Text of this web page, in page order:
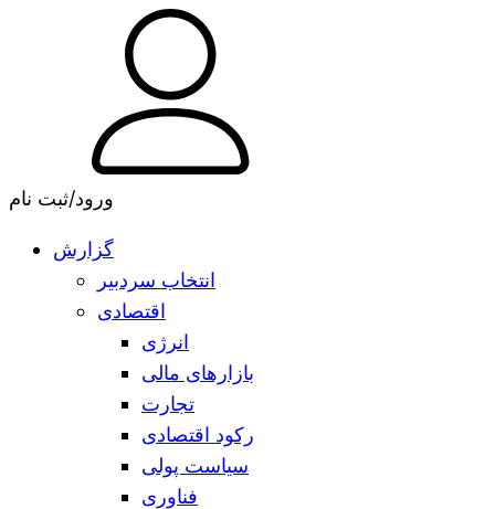
ورود/ثبت نام
گزارش
انتخاب سردبیر
اقتصادی
انرژی
بازارهای مالی
تجارت
رکود اقتصادی
سیاست پولی
فناوری